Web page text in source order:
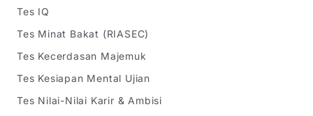
Tes IQ
Tes Minat Bakat (RIASEC)
Tes Kecerdasan Majemuk
Tes Kesiapan Mental Ujian
Tes Nilai-Nilai Karir & Ambisi